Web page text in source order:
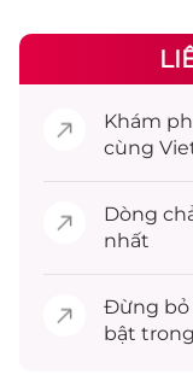
Khám
cùng
Dòng
nhất
Đừng bỏ
bật